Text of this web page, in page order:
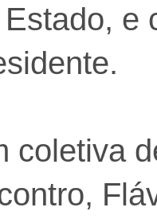
e
coletiva